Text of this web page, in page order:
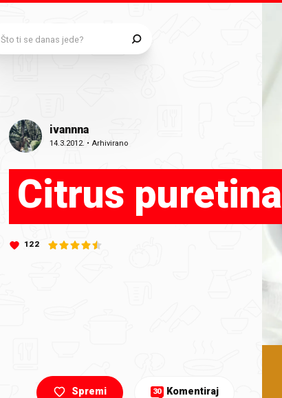
ivannna
14.3.2012. •Arhivirano
Citrus puretina
122
Spremi 30 Komentiraj
Što ti se danas jede?